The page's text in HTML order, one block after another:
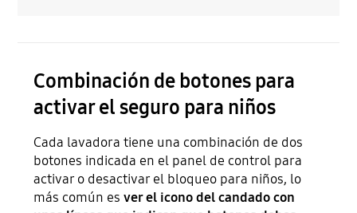
Combinación de botones para
activar el seguro para niños
Cada lavadora tiene una combinación de dos
botones indicada en el panel de control para
activar o desactivar el bloqueo para niños, lo
más común esver el icono del candado con